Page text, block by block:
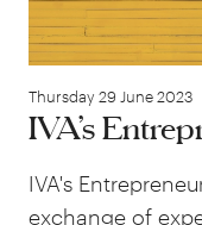
Thursday 29 June 2023
IVA’s
IVA's
exchange of